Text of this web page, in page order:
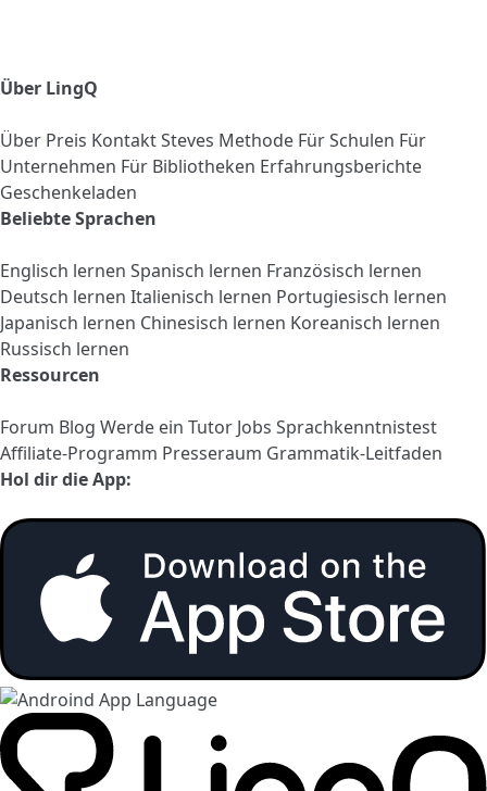
Über LingQ
Über Preis KontaktSteves Methode Für Schulen Für
Unternehmen Für Bibliotheken Erfahrungsberichte
Geschenkeladen
Beliebte Sprachen
Englisch lernen Spanisch lernen Französisch lernen
Deutsch lernen Italienisch lernen Portugiesisch lernen
Japanisch lernen Chinesisch lernen Koreanisch lernen
Russisch lernen
Ressourcen
Forum Blog Werde ein Tutor Jobs Sprachkenntnistest
Affiliate-Programm Presseraum Grammatik-Leitfaden
Hol dir die App: